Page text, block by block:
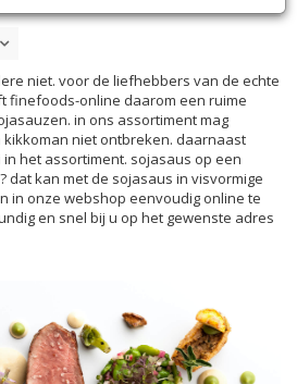
niet. voor de liefhebbers van de echte
finefoods-online daarom een ruime
in ons assortiment mag
niet ontbreken. daarnaast
het assortiment. sojasaus op een
dat kan met de sojasaus in visvormige
in onze webshop eenvoudig online te
en snel bij u op het gewenste adres